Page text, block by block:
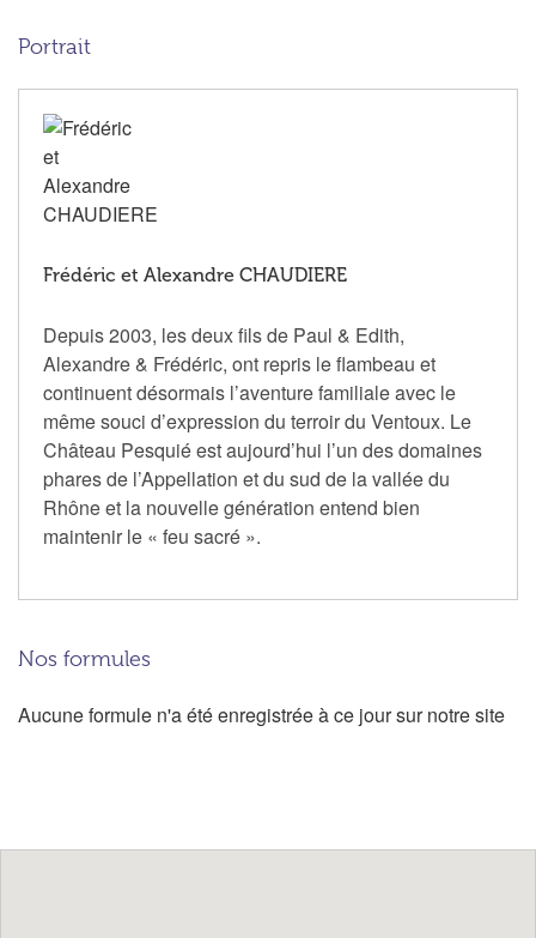
Portrait
Frédéric et Alexandre CHAUDIERE
Depuis 2003, les deux fils de Paul & Edith,
Alexandre & Frédéric, ont repris le flambeau et
continuent désormais l’aventure familiale avec le
même souci d’expression du terroir du Ventoux. Le
Château Pesquié est aujourd’hui l’un des domaines
phares de l’Appellation et du sud de la vallée du
Rhône et la nouvelle génération entend bien
maintenir le « feu sacré ».
Nos formules
Aucune formule n'a été enregistrée à ce jour sur notre site